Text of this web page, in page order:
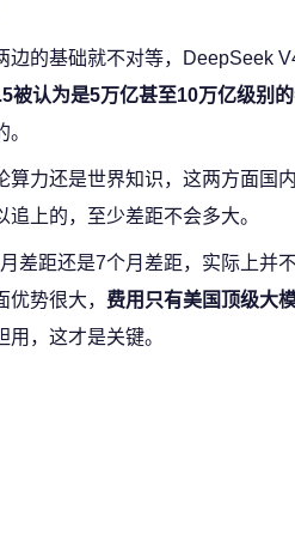
边的基础就不对等，DeepSeek
被认为是5万亿甚至10万亿级别
算力还是世界知识，这两方面国
追上的，至少差距不会多大。
差距还是7个月差距，实际上并
势很大， 费用只有美国顶级大
，这才是关键。